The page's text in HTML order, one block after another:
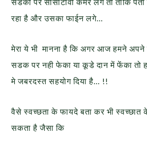
रहा है और उसका फाईन लगे…
मेरा ये भी मानना है कि अगर आज हमने
सडक पर नही फेका या कूडे दान में फेंका तो
मे जबरदस्त सहयोग दिया है… !!
वैसे स्वच्छता के फायदे बता कर भी स्वच्छात
सकता है जैसा कि